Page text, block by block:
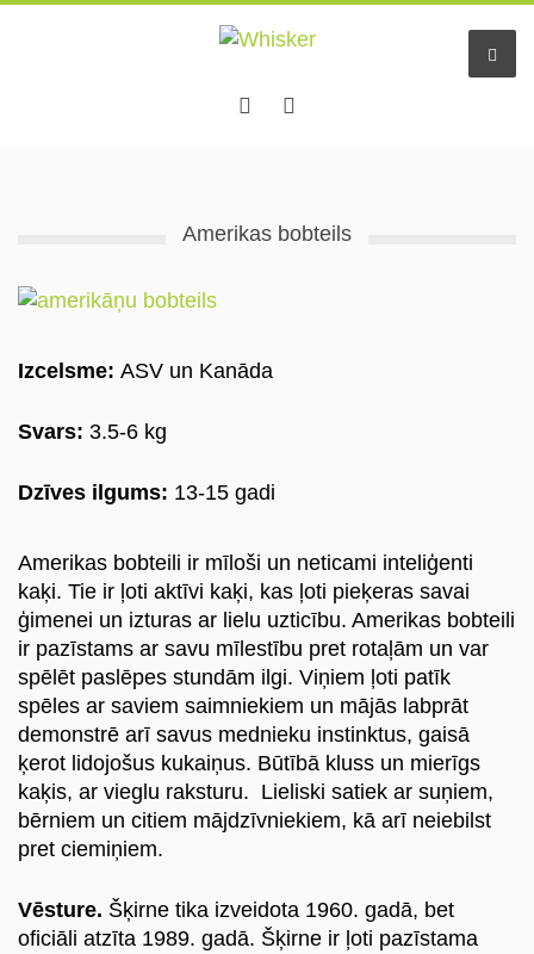
ru
Amerikas bobteils
Izcelsme: ASV un Kanāda
Svars: 3.5-6 kg
Dzīves ilgums: 13-15 gadi
Amerikas bobteili ir mīloši un neticami inteliģenti
kaķi. Tie ir ļoti aktīvi kaķi, kas ļoti pieķeras savai
ģimenei un izturas ar lielu uzticību. Amerikas bobteili
ir pazīstams ar savu mīlestību pret rotaļām un var
spēlēt paslēpes stundām ilgi. Viņiem ļoti patīk
spēles ar saviem saimniekiem un mājās labprāt
demonstrē arī savus mednieku instinktus, gaisā
ķerot lidojošus kukaiņus. Būtībā kluss un mierīgs
kaķis, ar vieglu raksturu. Lieliski satiek ar suņiem,
bērniem un citiem mājdzīvniekiem, kā arī neiebilst
pret ciemiņiem.
Vēsture. Šķirne tika izveidota 1960. gadā, bet
oficiāli atzīta 1989. gadā. Šķirne ir ļoti pazīstama